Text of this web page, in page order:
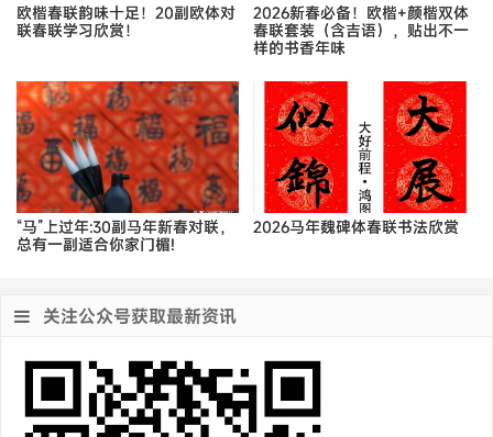
欧楷春联韵味十足！20副欧体对
联春联学习欣赏！
2026新春必备！欧楷+颜楷双体
春联套装（含吉语），贴出不一
样的书香年味
“马”上过年:30副马年新春对联，
总有一副适合你家门楣!
2026马年魏碑体春联书法欣赏
关注公众号获取最新资讯